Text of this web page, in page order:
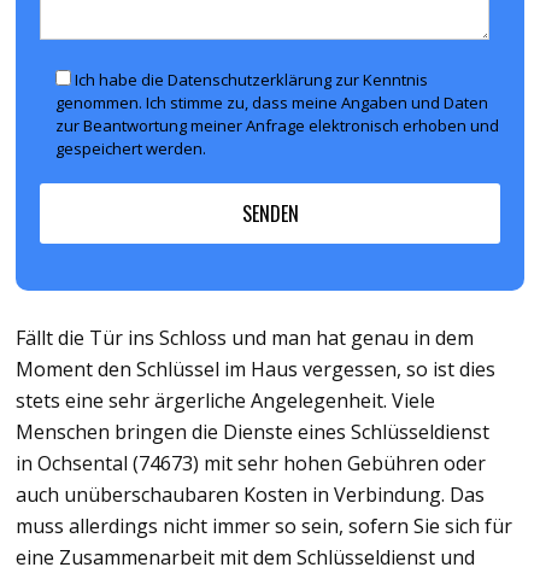
Ich habe die Datenschutzerklärung zur Kenntnis
genommen. Ich stimme zu, dass meine Angaben und Daten
zur Beantwortung meiner Anfrage elektronisch erhoben und
gespeichert werden.
Fällt die Tür ins Schloss und man hat genau in dem
Moment den Schlüssel im Haus vergessen, so ist dies
stets eine sehr ärgerliche Angelegenheit. Viele
Menschen bringen die Dienste eines Schlüsseldienst
in Ochsental (74673) mit sehr hohen Gebühren oder
auch unüberschaubaren Kosten in Verbindung. Das
muss allerdings nicht immer so sein, sofern Sie sich für
eine Zusammenarbeit mit dem Schlüsseldienst und